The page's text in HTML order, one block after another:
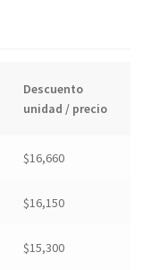
Descuento
unidad / precio
$16,660
$16,150
$15,300